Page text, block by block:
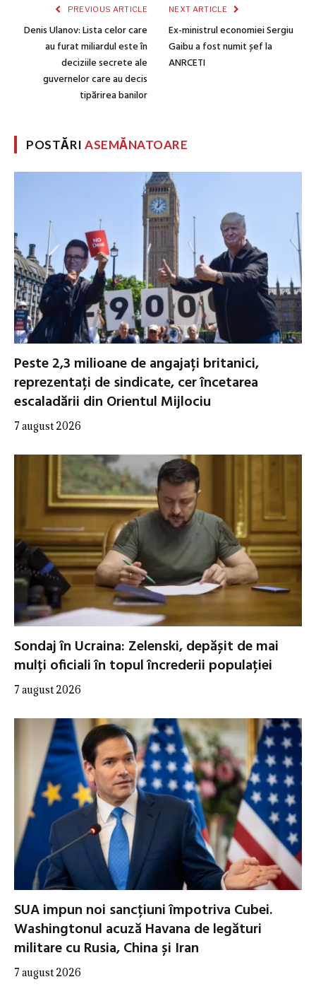
PREVIOUS ARTICLE
Denis Ulanov: Lista celor care
au furat miliardul este în
deciziile secrete ale
guvernelor care au decis
tipărirea banilor
NEXT ARTICLE
Ex-ministrul economiei Sergiu
Gaibu a fost numit șef la
ANRCETI
POSTĂRIASEMĂNATOARE
Peste 2,3 milioane de angajați britanici,
reprezentați de sindicate, cer încetarea
escaladării din Orientul Mijlociu
7 august 2026
Sondaj în Ucraina: Zelenski, depășit de mai
mulți oficiali în topul încrederii populației
7 august 2026
SUA impun noi sancțiuni împotriva Cubei.
Washingtonul acuză Havana de legături
militare cu Rusia, China și Iran
7 august 2026